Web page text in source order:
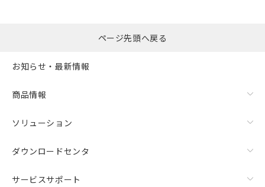
ページ先頭へ戻る
お知らせ・最新情報
商品情報
ソリューション
ダウンロードセンタ
サービスサポート